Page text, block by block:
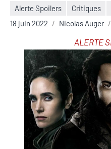
Alerte Spoilers Critiques
18 juin 2022
Nicolas Auger